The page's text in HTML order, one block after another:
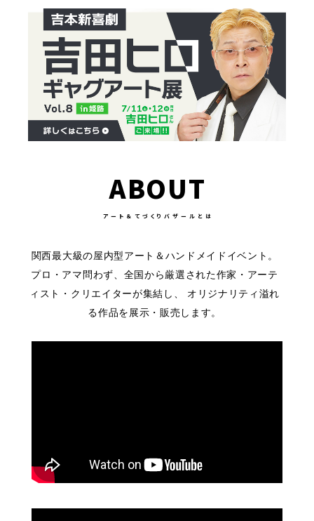
ABOUT
アート＆てづくりバザールとは
関西最大級の屋内型アート＆ハンドメイドイベント。
プロ・アマ問わず、全国から厳選された作家・アーテ
ィスト・クリエイターが集結し、
オリジナリティ溢れ
る作品を展示・販売します。